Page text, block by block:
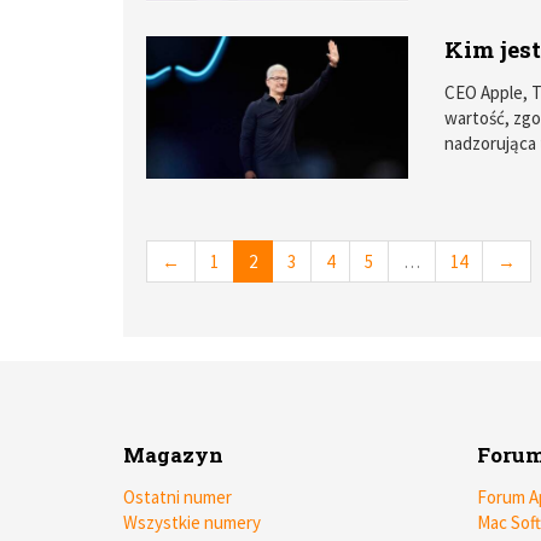
lekcji czy
znacznie się
także
to było
poniższym
Kim
CEO Apple,
wartość,
← 1 2 3 4 5 … 14 →
Magazyn
Ostatni numer
Wszystkie numery
Forum
Mac